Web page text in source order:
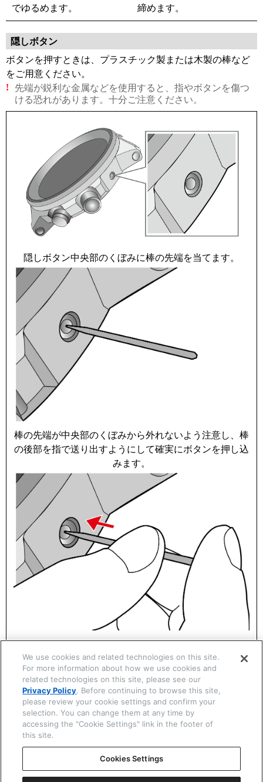
でゆるめます。
締めます。
隠しボタン
ボタンを押すときは、プラスチック製または木製の棒など
をご用意ください。
!
先端が鋭利な金属などを使用すると、指やボタンを傷つ
ける恐れがあります。十分ご注意ください。
隠しボタン中央部のくぼみに棒の先端を当てます。
棒の先端が中央部のくぼみから外れないよう注意し、棒
の後部を指で送り出すようにして確実にボタンを押し込
みます。
関連する項目
警告：時計の防水性能を確認する
注意：時計を清潔に保ちましょう
We use cookies and related technologies on this site.
For more information about how we use cookies and
related technologies on this site, please see our
Privacy Policy. Before continuing to browse this site,
please review your cookie settings and confirm your
selection. You can change them at any time by
accessing the "Cookie Settings" link in the footer of
this site.
Cookies Settings